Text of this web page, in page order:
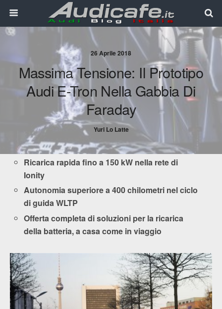
26 Aprile 2018
Massima Tensione: Il Prototipo
Audi E-Tron Nella Gabbia Di
Faraday
Yuri Lo Latte
Ricarica rapida fino a 150 kW nella rete di
Ionity
Autonomia superiore a 400 chilometri nel ciclo
di guida WLTP
Offerta completa di soluzioni per la ricarica
della batteria, a casa come in viaggio